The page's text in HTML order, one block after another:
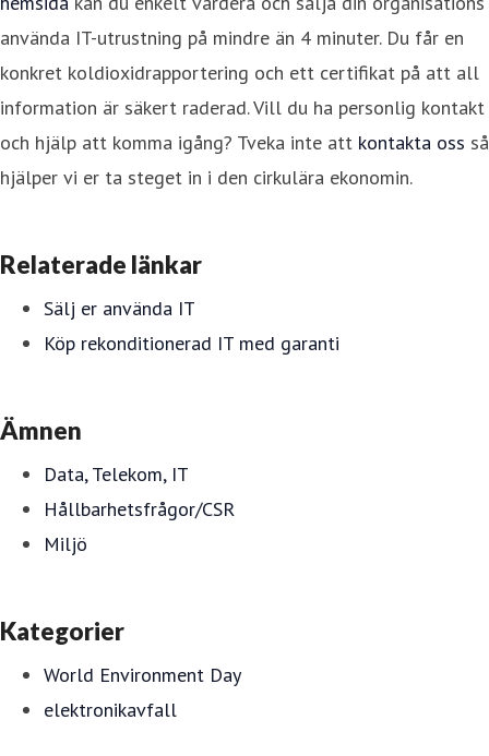
använda IT-utrustning på mindre än 4 minuter. Du får en
konkret koldioxidrapportering och ett certifikat på att all
information är säkert raderad. Vill du ha personlig kontakt
och hjälp att komma igång? Tveka inte att kontakta oss så
hjälper vi er ta steget in i den cirkulära ekonomin.
Relaterade länkar
Sälj er använda IT
Köp rekonditionerad IT med garanti
Ämnen
Data, Telekom, IT
Hållbarhetsfrågor/CSR
Miljö
Kategorier
World Environment Day
elektronikavfall